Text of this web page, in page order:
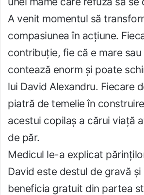
A venit momentul să
compasiunea în acțiune.
contribuție, fie că e mare sau
contează enorm și poate
lui David Alexandru. Fiecare
piatră de temelie în
acestui copilaș a cărui viață
de păr.
Medicul le-a explicat
David este destul de gravă
beneficia gratuit din partea